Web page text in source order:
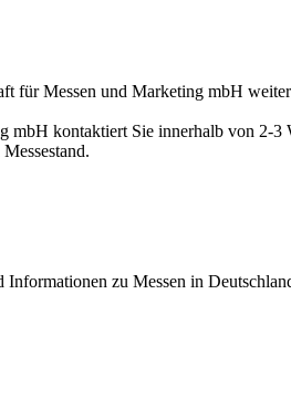
für Messen und Marketing mbH
mbH kontaktiert Sie innerhalb von 2-3
zu Messen in